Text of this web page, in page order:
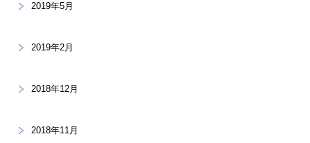
2019年5月
2019年2月
2018年12月
2018年11月